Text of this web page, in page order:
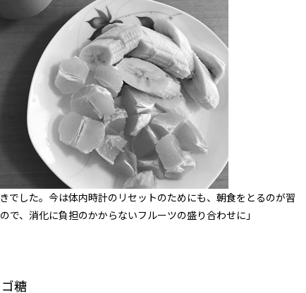
でした。今は体内時計のリセットのためにも、朝食をとるのが習
で、消化に負担のかからないフルーツの盛り合わせに」
糖